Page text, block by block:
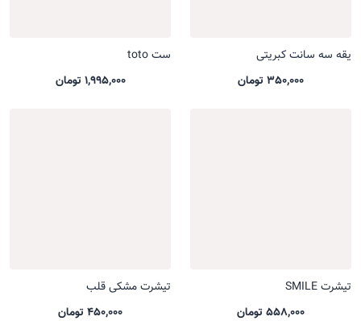
یقه سه سانت کبریتی
350,000 تومان
ست toto
1,995,000 تومان
تیشرت SMILE
558,000 تومان
تیشرت مشکی قلب
450,000 تومان